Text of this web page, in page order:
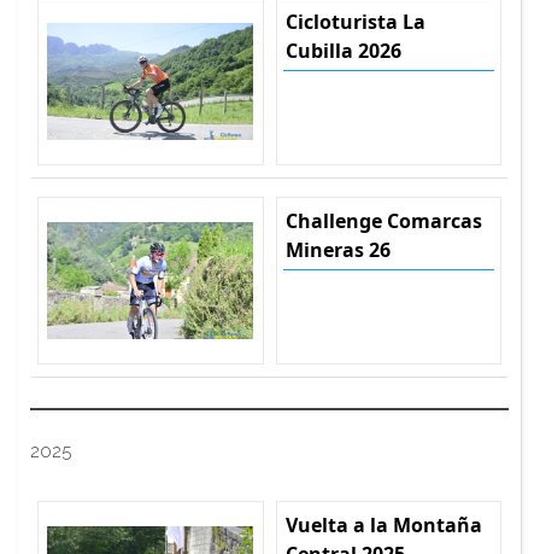
Cicloturista La
Cubilla 2026
Challenge Comarcas
Mineras 26
2025
Vuelta a la Montaña